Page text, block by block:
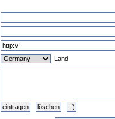
Land